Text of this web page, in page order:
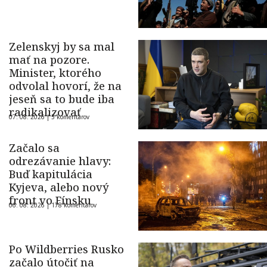
Zelenskyj by sa mal
mať na pozore.
Minister, ktorého
odvolal hovorí, že na
jeseň sa to bude iba
radikalizovať
07. 08. 2026 |5 komentárov
Začalo sa
odrezávanie hlavy:
Buď kapitulácia
Kyjeva, alebo nový
front vo Fínsku
06. 08. 2026 |178 komentárov
Po Wildberries Rusko
začalo útočiť na